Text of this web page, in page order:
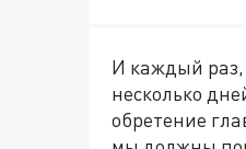
И каждый раз,
несколько
обретение